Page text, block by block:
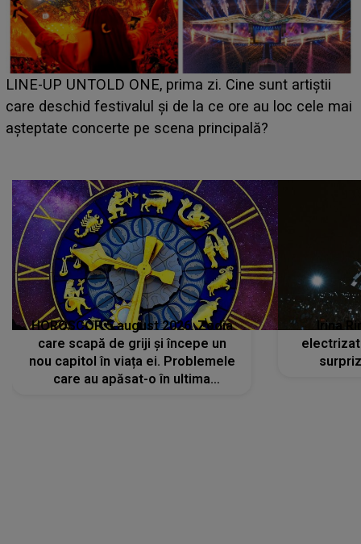
LINE-UP UNTOLD ONE, prima zi. Cine sunt artiștii
care deschid festivalul și de la ce ore au loc cele mai
așteptate concerte pe scena principală?
HOROSCOP 5 august 2026. Zodia
care scapă de griji și începe un
nou capitol în viața ei. Problemele
care au apăsat-o în ultima
Irina